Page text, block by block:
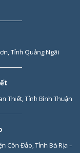
Tỉnh Quảng Ngãi
Thiết, Tỉnh Bình Thuận
Côn Đảo, Tỉnh Bà Rịa –